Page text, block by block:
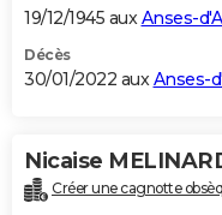
19/12/1945 auxAnses-
Décès
30/01/2022 auxAnses-
Nicaise
Créer une cagnotte